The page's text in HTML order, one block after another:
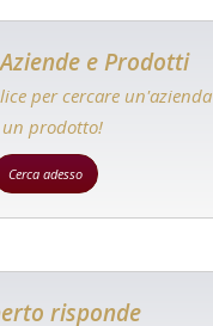
e Prodotti
per cercare un'azienda
prodotto!
Cerca adesso
risponde